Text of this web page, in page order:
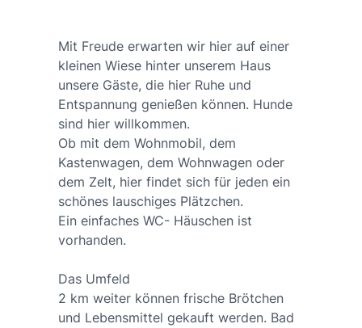
Mit Freude erwarten wir hier auf einer
kleinen Wiese hinter unserem Haus
unsere Gäste, die hier Ruhe und
Entspannung genießen können. Hunde
sind hier willkommen.
Ob mit dem Wohnmobil, dem
Kastenwagen, dem Wohnwagen oder
dem Zelt, hier findet sich für jeden ein
schönes lauschiges Plätzchen.
Ein einfaches WC- Häuschen ist
vorhanden.
Das Umfeld
2 km weiter können frische Brötchen
und Lebensmittel gekauft werden. Bad